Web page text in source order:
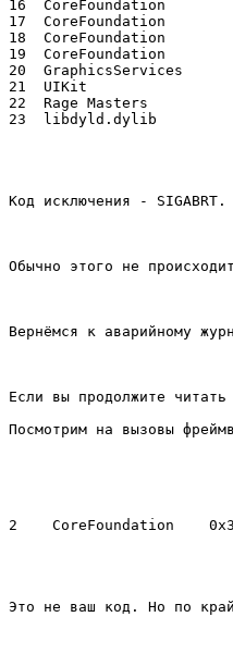
16  CoreFoundation                	0x36bd4112
17  CoreFoundation                	0x36bd2f94
18  CoreFoundation                	0x36b45eb8
19  CoreFoundation                	0x36b45d44
20  GraphicsServices              	0x370822e6
21  UIKit                         	0x37f242fc
22  Rage Masters                  	0x000ca004
Код исключения -
Обычно этого не
Вернёмся к аварийному
Если вы продолжите
Посмотрим на вызовы
Это не ваш код. Но по